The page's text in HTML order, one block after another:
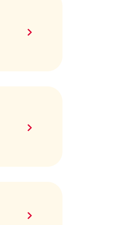
Saber más sobre el
Saber más sobre el
Saber más sobre el